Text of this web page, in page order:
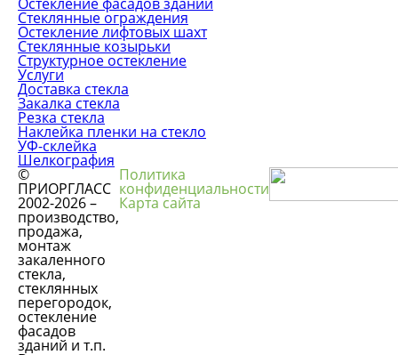
Стеклянные ограждения
Остекление лифтовых шахт
Стеклянные козырьки
Структурное остекление
Услуги
Доставка стекла
Закалка стекла
Резка стекла
Наклейка пленки на стекло
УФ-склейка
Шелкография
©
ПРИОРГЛАСС
2002-2026 –
производство,
продажа,
монтаж
закаленного
стекла,
стеклянных
перегородок,
остекление
фасадов
зданий и т.п.
Политика
конфиденциальности
Карта сайта